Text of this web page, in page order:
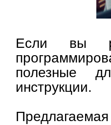
Если вы
полезные
инструкции.
Предлагаемая